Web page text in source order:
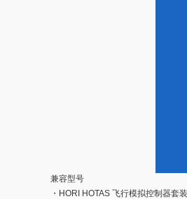
兼容型号
・HORI HOTAS 飞行模拟控制器套